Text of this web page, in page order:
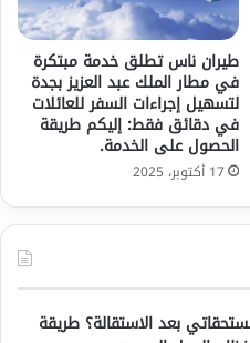
طيران ناس تطلق خدمة مبتكرة
في مطار الملك عبد العزيز بجدة
لتسهيل إجراءات السفر للعائلات
في دقائق فقط: إليكم طريقة
الحصول على الخدمة.
17 أكتوبر، 2025
بعد الاستقالة؟ طريقة